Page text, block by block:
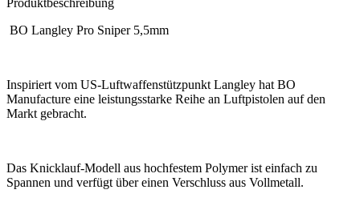
BO Langley Pro Sniper 5,5mm
Inspiriert vom US-Luftwaffenstützpunkt Langley hat BO
Manufacture eine leistungsstarke Reihe an Luftpistolen auf den
Markt gebracht.
Das Knicklauf-Modell aus hochfestem Polymer ist einfach zu
Spannen und verfügt über einen Verschluss aus Vollmetall.